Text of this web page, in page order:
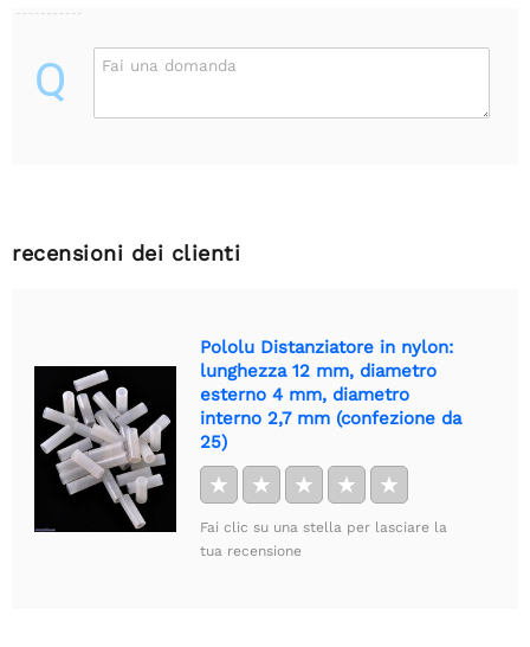
Q Fai una domanda
recensioni dei clienti
Pololu Distanziatore in nylon:
lunghezza 12 mm, diametro
esterno 4 mm, diametro
interno 2,7 mm (confezione da
25)
★ ★ ★ ★ ★
Fai clic su una stella per lasciare la
tua recensione